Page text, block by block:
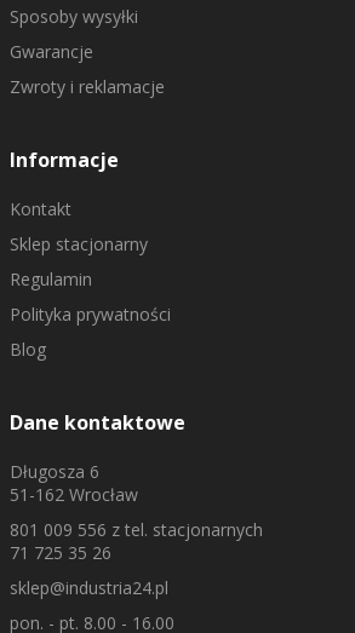
Sposoby wysyłki
Gwarancje
Zwroty i reklamacje
Informacje
Kontakt
Sklep stacjonarny
Regulamin
Polityka prywatności
Blog
Dane kontaktowe
Długosza 6
51-162 Wrocław
801 009 556 z tel. stacjonarnych
71 725 35 26
sklep@industria24.pl
pon. - pt. 8.00 - 16.00